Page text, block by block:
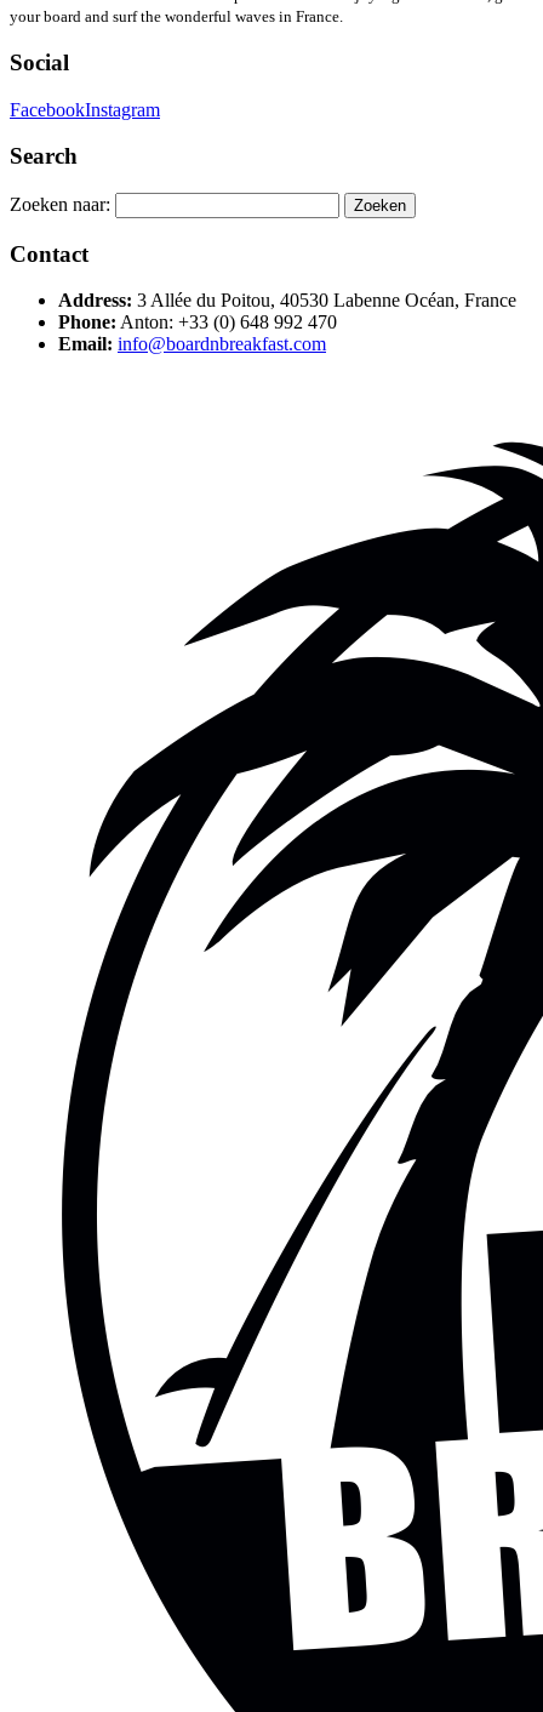
your board and surf the wonderful waves in France.
Social
FacebookInstagram
Search
Zoeken naar:
Contact
Address: 3 Allée du Poitou, 40530 Labenne Océan, France
Phone: Anton: +33 (0) 648 992 470
Email: info@boardnbreakfast.com